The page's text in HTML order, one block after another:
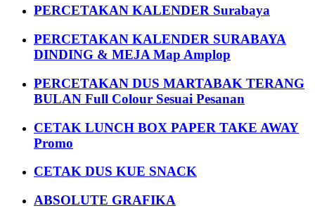
PERCETAKAN KALENDER Surabaya
PERCETAKAN KALENDER SURABAYA
DINDING & MEJA Map Amplop
PERCETAKAN DUS MARTABAK TERANG
BULAN Full Colour Sesuai Pesanan
CETAK LUNCH BOX PAPER TAKE AWAY
Promo
CETAK DUS KUE SNACK
ABSOLUTE GRAFIKA